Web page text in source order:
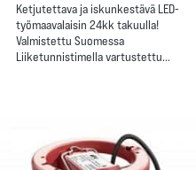
Ketjutettava ja iskunkestävä LED-
työmaavalaisin 24kk takuulla!
Valmistettu Suomessa
Liiketunnistimella vartustettu…